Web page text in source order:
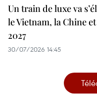
Un train de luxe va
le Vietnam, la Chine
2027
30/07/2026 14:45